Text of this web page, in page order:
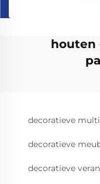
houten
decoratieve
decoratieve
decoratieve